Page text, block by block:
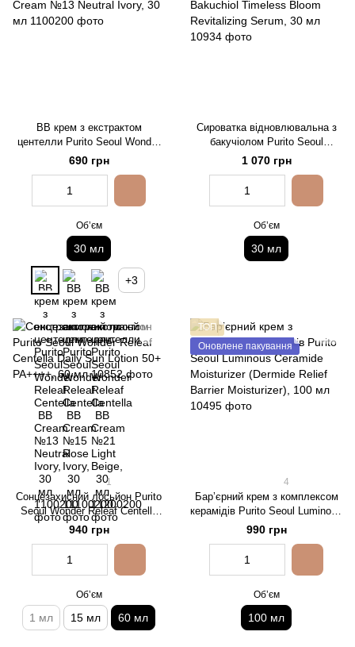
ВВ крем з екстрактом
центелли Purito Seoul Wonder
Releaf Centella BB Cream №13
Neutral Ivory, 30 мл
690 грн
Обʼєм
30 мл
+3
Сироватка відновлювальна з
бакучіолом Purito Seoul
Bakuchiol Timeless Bloom
Revitalizing Serum, 30 мл
1 070 грн
Обʼєм
30 мл
1
Сонцезахисний лосьйон Purito
Seoul Wonder Releaf Centella
Daily Sun Lotion 50+ PA++++,
60 мл
940 грн
Обʼєм
1 мл 15 мл 60 мл
ТОП
Оновлене пакування
4
Барʼєрний крем з комплексом
керамідів Purito Seoul Luminous
Ceramide Moisturizer (Dermide
Relief Barrier Moisturizer), 100
990 грн
Обʼєм
100 мл